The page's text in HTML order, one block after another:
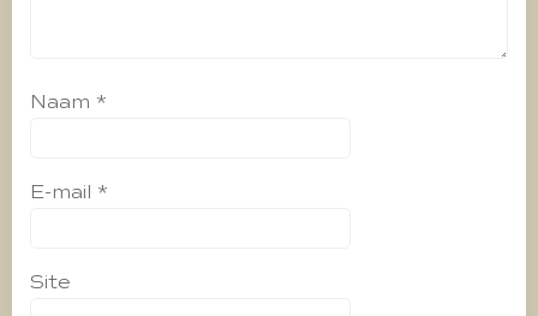
Naam *
E-mail *
Site